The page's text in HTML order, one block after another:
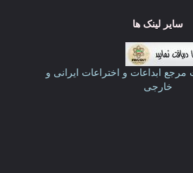
سایر لینک ها
ابداعات و اختراعات ایرانی و
خارجی